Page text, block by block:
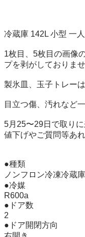
冷蔵庫 142L 小型 一
1枚目、5枚目の画像
プを剥がしておりませ
製氷皿、玉子トレー
目立つ傷、汚れなど
5月25〜29日で取り
値下げやご質問等あ
●種類
ノンフロン冷凍冷蔵庫
●冷媒
R600a
●ドア数
2
●ドア開閉方向